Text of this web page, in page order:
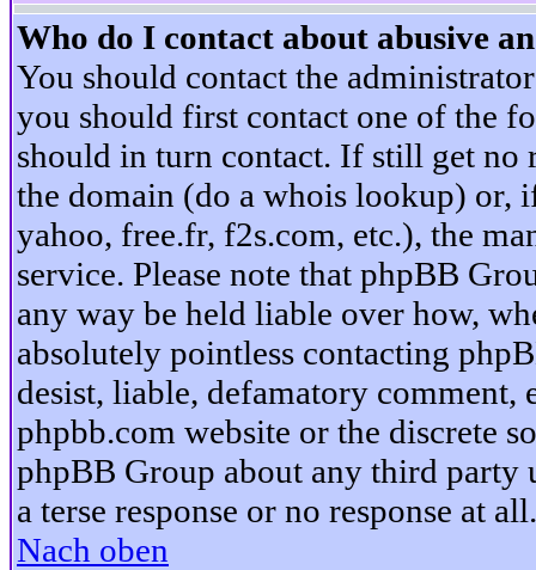
Who do I contact about abusive
You should contact the
you should first contact one of the
should in turn contact. If still get no
the domain (do a whois lookup) or,
yahoo, free.fr, f2s.com, etc.), the
service. Please note that phpBB
any way be held liable over how,
absolutely pointless contacting
desist, liable, defamatory
phpbb.com website or the discrete
phpBB Group about any third party
a terse response or no response at all.
Nach oben